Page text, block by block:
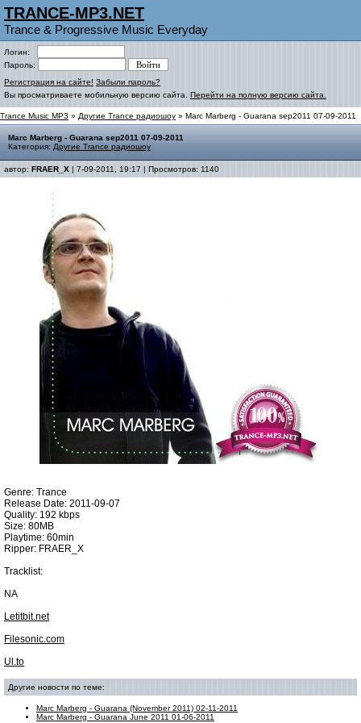
TRANCE-MP3.NET
Trance & Progressive Music Everyday
Логин:
Пароль:
Регистрация на сайте! Забыли пароль?
Вы просматриваете мобильную версию сайта. Перейти на полную версию сайта.
Trance Music MP3 » Другие Trance радиошоу » Marc Marberg - Guarana sep2011 07-09-2011
Marc Marberg - Guarana sep2011 07-09-2011
Категория: Другие Trance радиошоу
автор: FRAER_X | 7-09-2011, 19:17 | Просмотров: 1140
Genre: Trance
Release Date: 2011-09-07
Quality: 192 kbps
Size: 80MB
Playtime: 60min
Ripper: FRAER_X
Tracklist:
NA
Letitbit.net
Filesonic.com
Ul.to
Другие новости по теме:
Marc Marberg - Guarana (November 2011) 02-11-2011
Marc Marberg - Guarana June 2011 01-06-2011